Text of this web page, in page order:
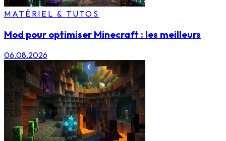
MATÉRIEL & TUTOS
Mod pour optimiser Minecraft : les meilleurs
06.08.2026